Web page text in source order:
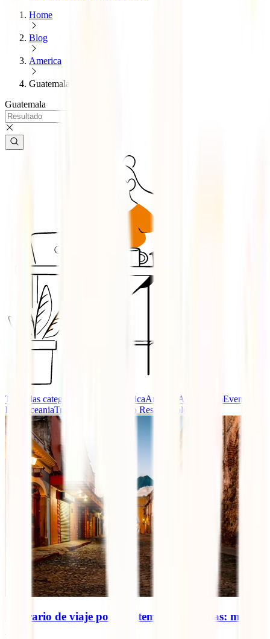
Home
Blog
America
Guatemala
Guatemala
Todas las categorías AfricaAmerica Asia EuropaEventos
IATI
OceaniaTravel advice Turismo Responsable
Itinerario de viaje por Guatemala en 15 días: mejor